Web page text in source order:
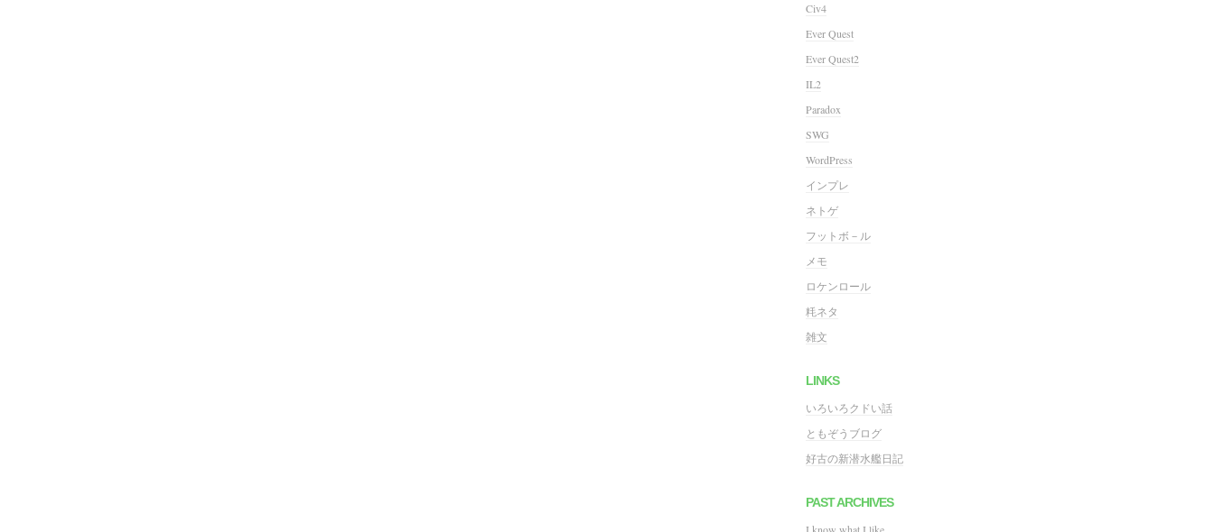
Civ4
Ever Quest
Ever Quest2
IL2
Paradox
SWG
WordPress
インプレ
ネトゲ
フットボ－ル
メモ
ロケンロール
粍ネタ
雑文
LINKS
いろいろクドい話
ともぞうブログ
好古の新潜水艦日記
PAST ARCHIVES